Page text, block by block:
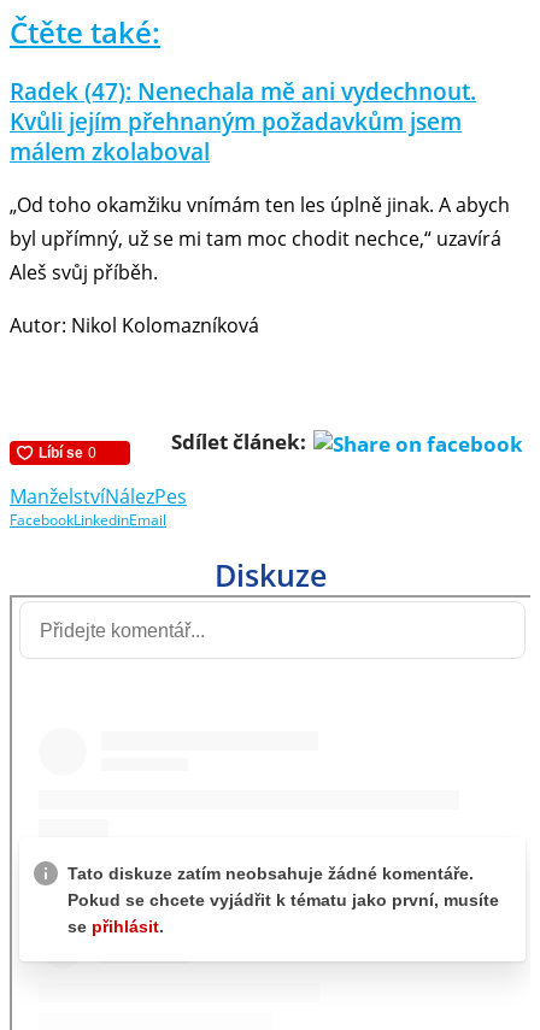
Čtěte také:
Radek (47): Nenechala mě ani vydechnout.
Kvůli jejím přehnaným požadavkům jsem
málem zkolaboval
„Od toho okamžiku vnímám ten les úplně jinak. A abych
byl upřímný, už se mi tam moc chodit nechce,“ uzavírá
Aleš svůj příběh.
Autor: Nikol Kolomazníková
Sdílet článek:
ManželstvíNálezPes
FacebookLinkedinEmail
Diskuze